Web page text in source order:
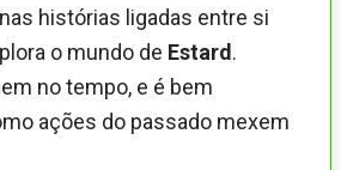
histórias ligadas entre si
o mundo de Estard .
no tempo, e é bem
ações do passado mexem